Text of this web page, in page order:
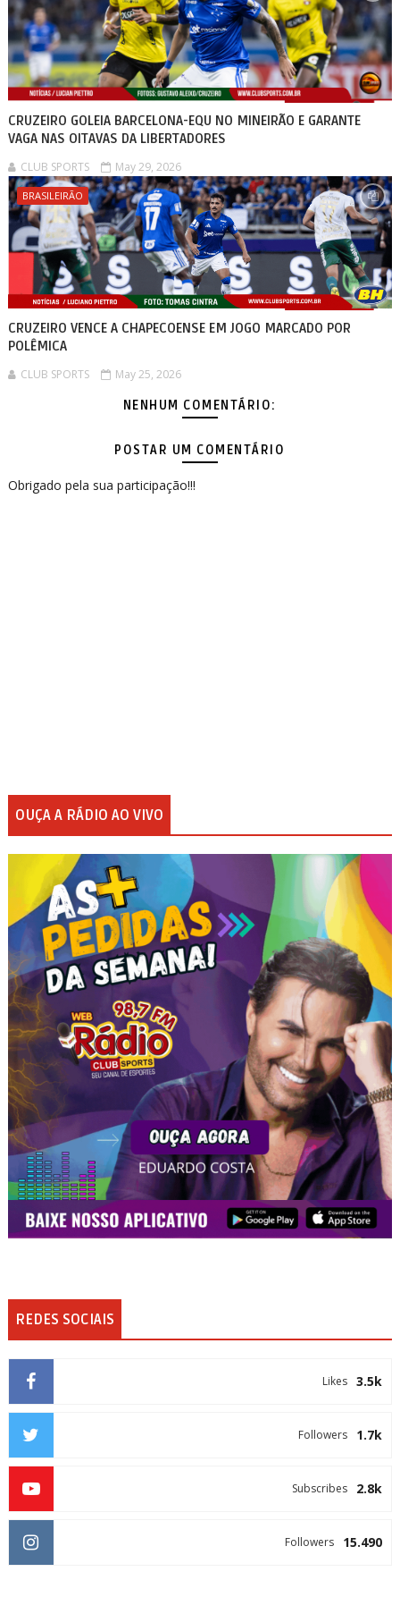
CRUZEIRO GOLEIA BARCELONA-EQU NO MINEIRÃO E GARANTE
VAGA NAS OITAVAS DA LIBERTADORES
CLUB SPORTS May 29, 2026
BRASILEIRÃO
CRUZEIRO VENCE A CHAPECOENSE EM JOGO MARCADO POR
POLÊMICA
CLUB SPORTS May 25, 2026
NENHUM COMENTÁRIO:
POSTAR UM COMENTÁRIO
Obrigado pela sua participação!!!
OUÇA A RÁDIO AO VIVO
REDES SOCIAIS
3.5k
Likes
1.7k
Followers
2.8k
Subscribes
15.490
Followers